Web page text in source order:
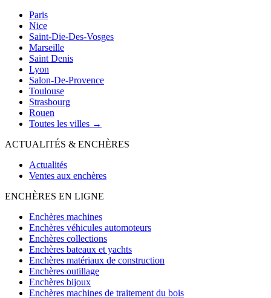
Paris
Nice
Saint-Die-Des-Vosges
Marseille
Saint Denis
Lyon
Salon-De-Provence
Toulouse
Strasbourg
Rouen
Toutes les villes →
ACTUALITÉS & ENCHÈRES
Actualités
Ventes aux enchères
ENCHÈRES EN LIGNE
Enchères machines
Enchères véhicules automoteurs
Enchères collections
Enchères bateaux et yachts
Enchères matériaux de construction
Enchères outillage
Enchères bijoux
Enchères machines de traitement du bois